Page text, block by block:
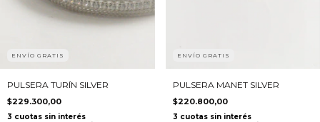
ENVÍO GRATIS
PULSERA TURÍN SILVER
$229.300,00
ENVÍO GRATIS
PULSERA MANET SILVER
$220.800,00